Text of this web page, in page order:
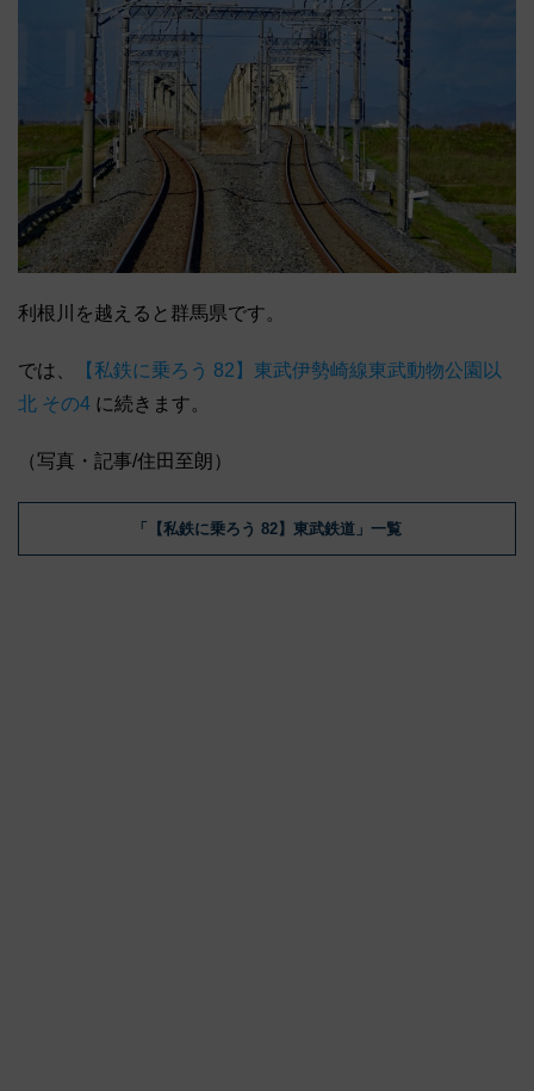
利根川を越えると群馬県です。
では、
【私鉄に乗ろう 82】東武伊勢崎線東武動物公園以
北 その4 に続きます。
（写真・記事/住田至朗）
「【私鉄に乗ろう 82】東武鉄道」一覧